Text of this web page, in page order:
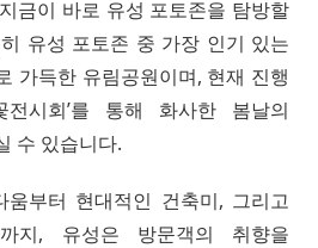
금이 바로 유성 포토존을 탐방할
유성 포토존 중 가장 인기 있는
가득한 유림공원이며, 현재 진행
전시회’를 통해 화사한 봄날의
수 있습니다.
부터 현대적인 건축미, 그리고
지, 유성은 방문객의 취향을